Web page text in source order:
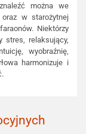
można we
w starożytnej
Niektórzy
stres, relaksujący,
wyobraźnię,
harmonizuje i